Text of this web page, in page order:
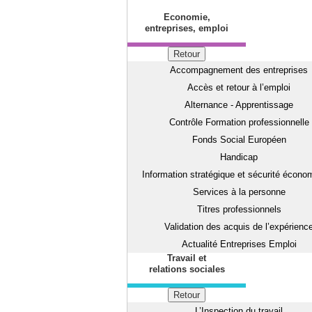
Economie,
entreprises, emploi
Retour
Accompagnement des entreprises
Accès et retour à l’emploi
Alternance - Apprentissage
Contrôle Formation professionnelle
Fonds Social Européen
Handicap
Information stratégique et sécurité
Services à la personne
Titres professionnels
Validation des acquis de
Actualité Entreprises Emploi
Travail et
relations sociales
Retour